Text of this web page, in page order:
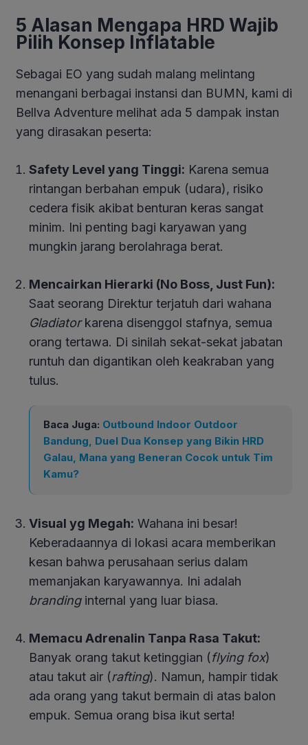
5 Alasan Mengapa HRD Wajib
Pilih Konsep Inflatable
Sebagai EO yang sudah malang melintang
menangani berbagai instansi dan BUMN, kami di
Bellva Adventure melihat ada 5 dampak instan
yang dirasakan peserta:
Safety Level yang Tinggi: Karena semua
rintangan berbahan empuk (udara), risiko
cedera fisik akibat benturan keras sangat
minim. Ini penting bagi karyawan yang
mungkin jarang berolahraga berat.
Mencairkan Hierarki (No Boss, Just Fun):
Saat seorang Direktur terjatuh dari wahana
Gladiatorkarena disenggol stafnya, semua
orang tertawa. Di sinilah sekat-sekat jabatan
runtuh dan digantikan oleh keakraban yang
tulus.
Baca Juga: Outbound Indoor Outdoor
Bandung, Duel Dua Konsep yang Bikin HRD
Galau, Mana yang Beneran Cocok untuk Tim
Kamu?
Visual yg Megah: Wahana ini besar!
Keberadaannya di lokasi acara memberikan
kesan bahwa perusahaan serius dalam
memanjakan karyawannya. Ini adalah
brandinginternal yang luar biasa.
Memacu Adrenalin Tanpa Rasa Takut:
Banyak orang takut ketinggian (flying fox)
atau takut air (rafting). Namun, hampir tidak
ada orang yang takut bermain di atas balon
empuk. Semua orang bisa ikut serta!